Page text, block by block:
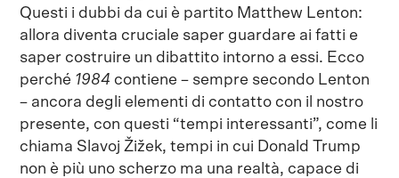
Questi i dubbi da cui è partito Matthew Lenton:
allora diventa cruciale saper guardare ai fatti e
saper costruire un dibattito intorno a essi. Ecco
perché 1984 contiene – sempre secondo Lenton
– ancora degli elementi di contatto con il nostro
presente, con questi “tempi interessanti”, come li
chiama Slavoj Žižek, tempi in cui Donald Trump
non è più uno scherzo ma una realtà, capace di